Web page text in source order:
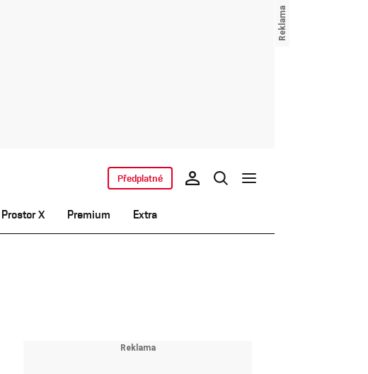
Prostor X Premium Extra
Předplatné